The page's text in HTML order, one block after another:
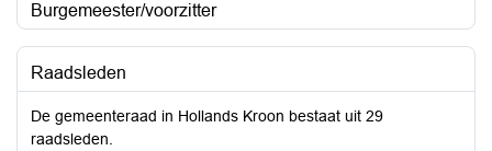
Burgemeester/voorzitter
Raadsleden
De gemeenteraad in Hollands Kroon bestaat uit 29
raadsleden.